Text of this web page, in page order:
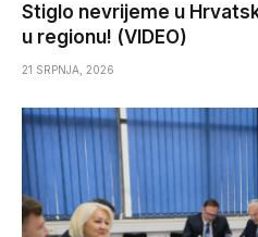
Stiglo nevrijeme u
u regionu! (VIDEO)
21 SRPNJA, 2026